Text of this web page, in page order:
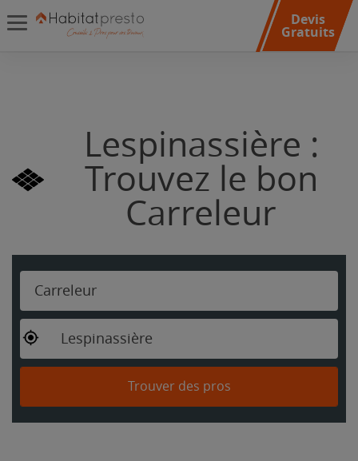
Devis
Gratuits
Lespinassière :
Trouvez le bon
Carreleur
Carreleur
Lespinassière
Trouver des pros